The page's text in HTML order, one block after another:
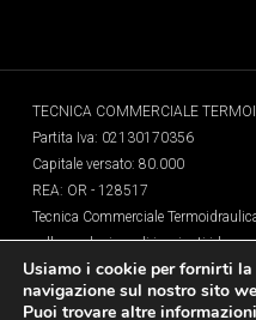
TECNICA COMMERCIALE
Partita Iva: 02130170356
Capitale versato: 80.000
REA: OR - 128517
Tecnica Commerciale
nella produzione di impianti
sistemi per lo sfruttamento di
arredobagno, sanitari, rubinetteria,
Usiamo i cookie per fornirti
navigazione sul nostro sito
Puoi trovare altre